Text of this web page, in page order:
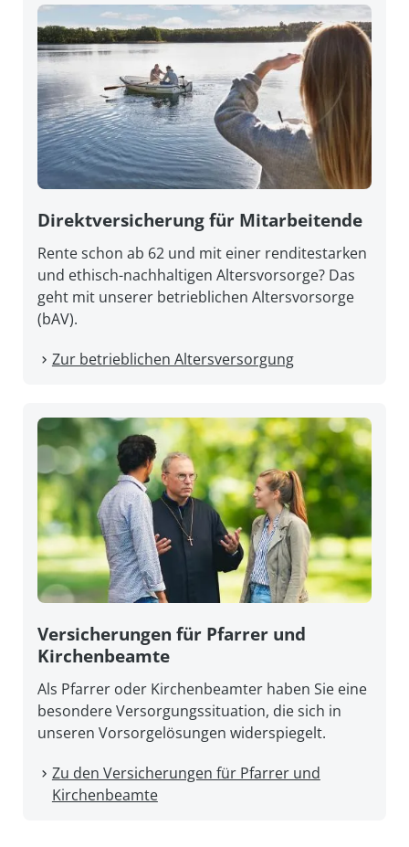
Direkt­versicherung für Mitarbeitende
Rente schon ab 62 und mit einer renditestarken
und ethisch-nachhaltigen Altersvorsorge? Das
geht mit unserer betrieblichen Altersvorsorge
(bAV).
Zur betrieblichen Altersversorgung
Versicherungen für Pfarrer und
Kirchenbeamte
Als Pfarrer oder Kirchenbeamter haben Sie eine
besondere Versorgungssituation, die sich in
unseren Vorsorgelösungen widerspiegelt.
Zu den Versicherungen für Pfarrer und
Kirchenbeamte